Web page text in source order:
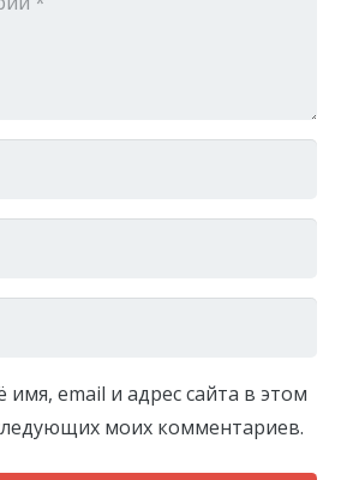
email и адрес сайта в этом
моих комментариев.